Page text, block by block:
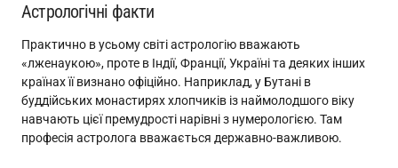
Астрологічні факти
Практично в усьому світі астрологію вважають
«лженаукою», проте в Індії, Франції, Україні та деяких інших
країнах її визнано офіційно. Наприклад, у Бутані в
буддійських монастирях хлопчиків із наймолодшого віку
навчають цієї премудрості нарівні з нумерологією. Там
професія астролога вважається державно-важливою.